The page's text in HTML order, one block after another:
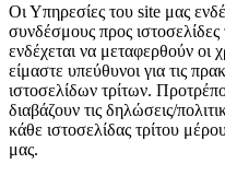
Οι Υπηρεσίες του site μας
συνδέσμους προς ιστοσελίδες
ενδέχεται να μεταφερθούν οι
είμαστε υπεύθυνοι για τις
ιστοσελίδων τρίτων.
διαβάζουν τις δηλώσεις/
κάθε ιστοσελίδας τρίτου
μας.